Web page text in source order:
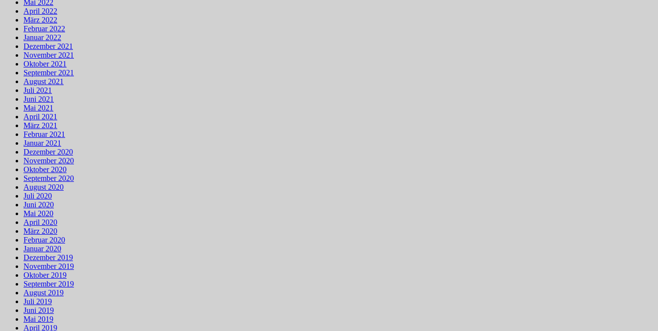
Mai 2022
April 2022
März 2022
Februar 2022
Januar 2022
Dezember 2021
November 2021
Oktober 2021
September 2021
August 2021
Juli 2021
Juni 2021
Mai 2021
April 2021
März 2021
Februar 2021
Januar 2021
Dezember 2020
November 2020
Oktober 2020
September 2020
August 2020
Juli 2020
Juni 2020
Mai 2020
April 2020
März 2020
Februar 2020
Januar 2020
Dezember 2019
November 2019
Oktober 2019
September 2019
August 2019
Juli 2019
Juni 2019
Mai 2019
April 2019